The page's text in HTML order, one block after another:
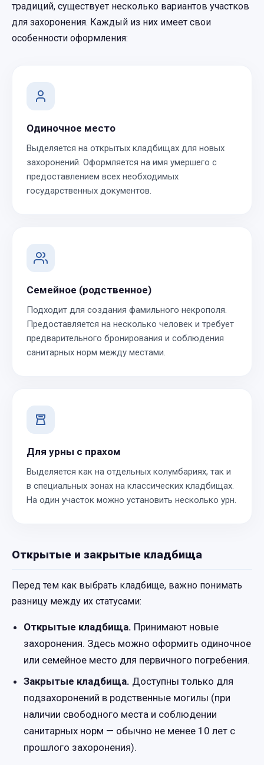
традиций, существует несколько вариантов участков
для захоронения. Каждый из них имеет свои
особенности оформления:
Одиночное место
Выделяется на открытых кладбищах для новых
захоронений. Оформляется на имя умершего с
предоставлением всех необходимых
государственных документов.
Семейное (родственное)
Подходит для создания фамильного некрополя.
Предоставляется на несколько человек и требует
предварительного бронирования и соблюдения
санитарных норм между местами.
Для урны с прахом
Выделяется как на отдельных колумбариях, так и
в специальных зонах на классических кладбищах.
На один участок можно установить несколько урн.
Открытые и закрытые кладбища
Перед тем как выбрать кладбище, важно понимать
разницу между их статусами:
Открытые кладбища. Принимают новые
захоронения. Здесь можно оформить одиночное
или семейное место для первичного погребения.
Закрытые кладбища. Доступны только для
подзахоронений в родственные могилы (при
наличии свободного места и соблюдении
санитарных норм — обычно не менее 10 лет с
прошлого захоронения).